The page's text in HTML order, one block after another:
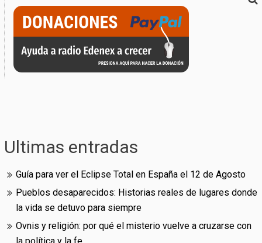
Ultimas entradas
Guía para ver el Eclipse Total en España el 12 de Agosto
Pueblos desaparecidos: Historias reales de lugares donde
la vida se detuvo para siempre
Ovnis y religión: por qué el misterio vuelve a cruzarse con